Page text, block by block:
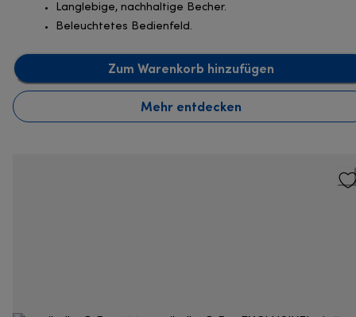
Langlebige, nachhaltige Becher.
Beleuchtetes Bedienfeld.
Zum Warenkorb hinzufügen
Mehr entdecken